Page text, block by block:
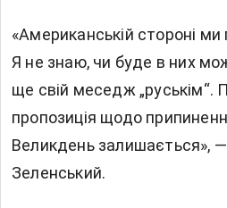
«Американській стороні
Я не знаю, чи буде в них
ще свій меседж
пропозиція щодо
Великдень залишається»,
Зеленський.